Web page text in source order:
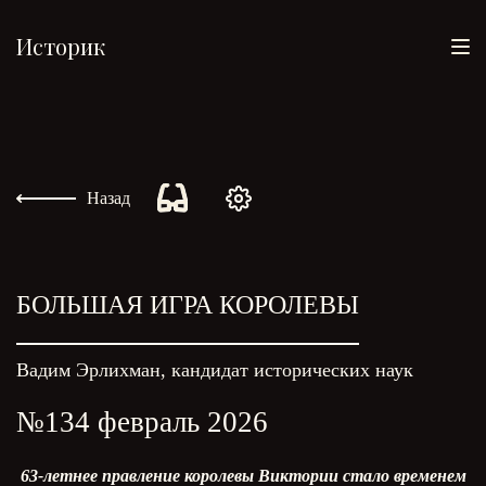
Историк
Назад
БОЛЬШАЯ ИГРА КОРОЛЕВЫ
№134 февраль 2026
Вадим Эрлихман, кандидат исторических наук
63-летнее правление королевы Виктории стало временем